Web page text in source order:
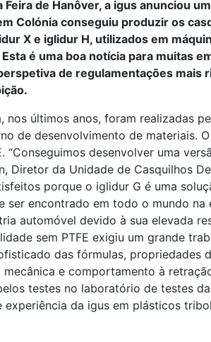
Feira de Hanôver, a igus anunciou
Colónia conseguiu produzir os
X e iglidur H, utilizados em
Esta é uma boa notícia para muitas
de regulamentações mais
nos últimos anos, foram realizadas
de desenvolvimento de materiais.
“Conseguimos desenvolver uma
Diretor da Unidade de Casquilhos
porque o iglidur G é uma
ser encontrado em todo o mundo na
automóvel devido à sua elevada
sem PTFE exigiu um grande
das fórmulas, propriedades
e comportamento à
testes no laboratório de testes
experiência da igus em plásticos